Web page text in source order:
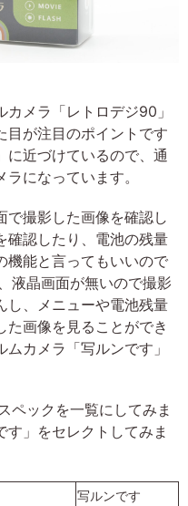
メラ「レトロデジ90」
目が注目のポイントです
に近づけているので、通
になっています。
で撮影した画像を確認し
確認したり、電池の残量
機能と言ってもいいので
液晶画面が無いので撮影
し、メニューや電池残量
た画像を見ることができ
カメラ「写ルンです」
ペックを一覧にしてみま
す」をセレクトしてみま
写ルンです